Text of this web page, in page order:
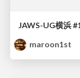
maroon1st